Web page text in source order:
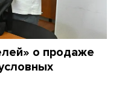
о продаже